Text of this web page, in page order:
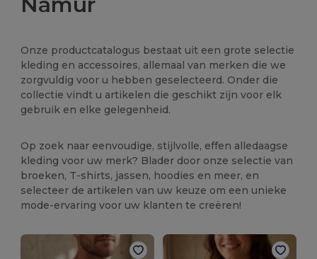
Onze productcatalogus bestaat uit een grote selectie
kleding en accessoires, allemaal van merken die we
zorgvuldig voor u hebben geselecteerd. Onder die
collectie vindt u artikelen die geschikt zijn voor elk
gebruik en elke gelegenheid.
Op zoek naar eenvoudige, stijlvolle, effen alledaagse
kleding voor uw merk? Blader door onze selectie van
broeken, T-shirts, jassen, hoodies en meer, en
selecteer de artikelen van uw keuze om een unieke
mode-ervaring voor uw klanten te creëren!